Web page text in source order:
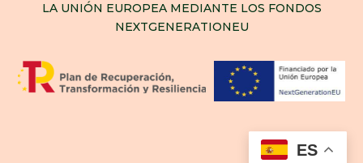
LA UNIÓN EUROPEA MEDIANTE LOS FONDOS
NEXTGENERATIONEU
ES